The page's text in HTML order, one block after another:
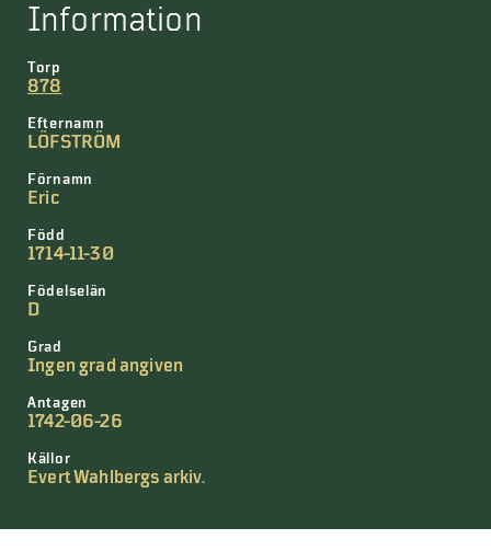
Information
Torp
878
Efternamn
LÖFSTRÖM
Förnamn
Eric
Född
1714-11-30
Födelselän
D
Grad
Ingen grad angiven
Antagen
1742-06-26
Källor
Evert Wahlbergs arkiv.